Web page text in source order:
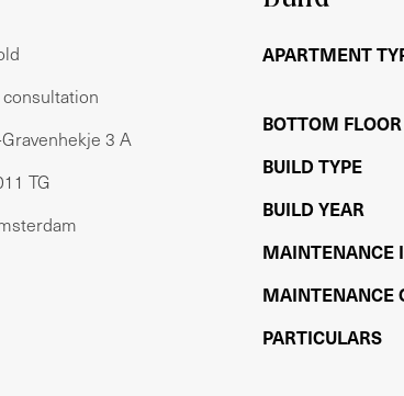
van deze verdieping bevind zich de ruime
gemaakt in 2019 en is voorzien van een 6
afzuigkap. De dubbele RVS koelkast staat los
gemak een werkplek te creëren is. Aan de
een ruime en luxe badkamer
beton ciré wanden. Vanaf de overloop is de
bereiken met aangrenzend de eigen
consultation
3 A
TG
APARTMENT
BOTTOM FLOOR
BUILD TYPE
BUILD YEAR
MAINTENANCE
MAINTENANCE
PARTICULARS